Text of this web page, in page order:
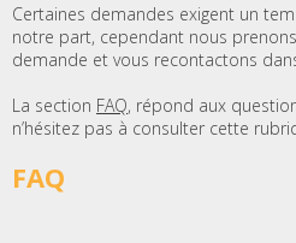
Certaines demandes exigent un
notre part, cependant nous
demande et vous recontactons
La section FAQ, répond aux
n’hésitez pas à consulter cette
FAQ